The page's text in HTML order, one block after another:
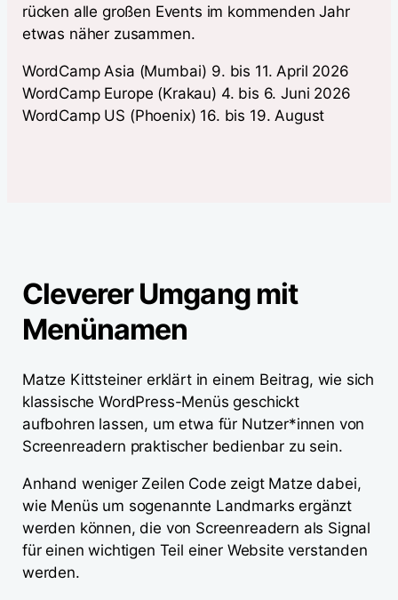
rücken alle großen Events im kommenden Jahr
etwas näher zusammen.
WordCamp Asia (Mumbai) 9. bis 11. April 2026
WordCamp Europe (Krakau) 4. bis 6. Juni 2026
WordCamp US (Phoenix) 16. bis 19. August
Cleverer Umgang mit
Menünamen
Matze Kittsteiner erklärt in einem Beitrag, wie sich
klassische WordPress-Menüs geschickt
aufbohren lassen, um etwa für Nutzer*innen von
Screenreadern praktischer bedienbar zu sein.
Anhand weniger Zeilen Code zeigt Matze dabei,
wie Menüs um sogenannte Landmarks ergänzt
werden können, die von Screenreadern als Signal
für einen wichtigen Teil einer Website verstanden
werden.